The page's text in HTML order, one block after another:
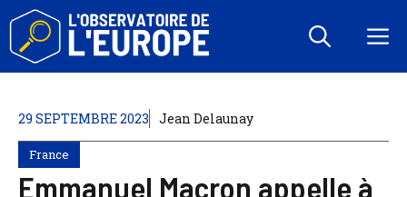
Aller
contenu
29 SEPTEMBRE 2023 Jean Delaunay
France
Emmanuel Macron appelle à